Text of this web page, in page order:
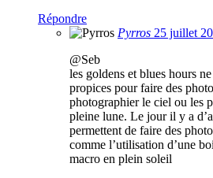
Répondre
Pyrros 25 juillet
@Seb
les goldens et blues hours
propices pour faire des
photographier le ciel ou les
pleine lune. Le jour il y a
permettent de faire des
comme l’utilisation d’une
macro en plein soleil